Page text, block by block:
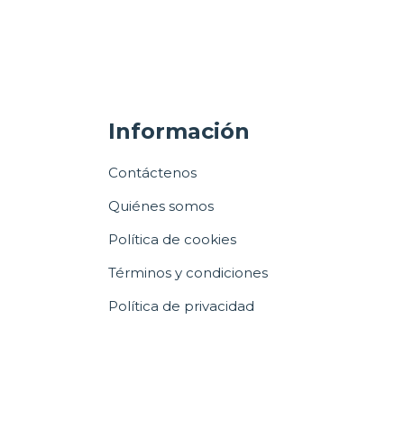
Información
Contáctenos
Quiénes somos
Política de cookies
Términos y condiciones
Política de privacidad